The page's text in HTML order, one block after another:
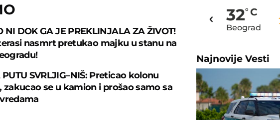
NI DOK GA JE PREKLINJALA ZA ŽIVOT!
nasmrt pretukao majku u stanu na
SVRLJIG–NIŠ: Preticao kolonu
zakucao se u kamion i prošao samo sa
Priština
32o C
Beograd
NajnovijeVesti